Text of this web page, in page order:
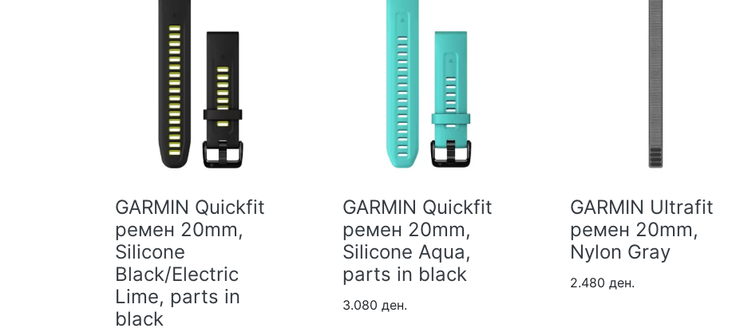
GARMIN Quickfit
ремен 20mm,
Silicone
Black/Electric
Lime, parts in
black
GARMIN Quickfit
ремен 20mm,
Silicone Aqua,
parts in black
3.080 ден.
GARMIN Ultrafit
ремен 20mm,
Nylon Gray
2.480 ден.